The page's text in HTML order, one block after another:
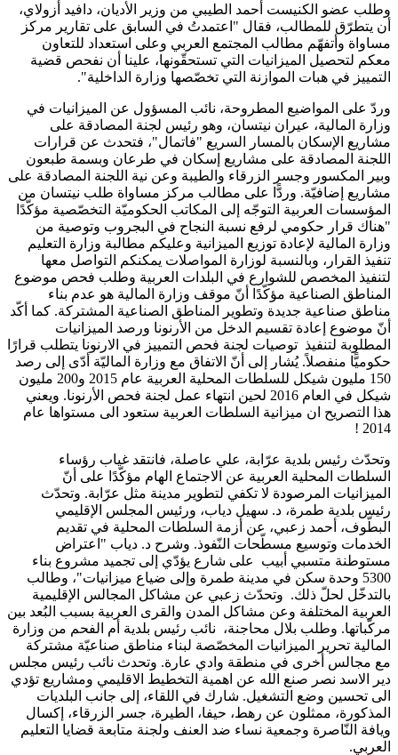
وطلب عضو الكنيست أحمد الطيبي من وزير الأديان، دافيد أزولاي،
أن يتطرّق للمطالب، فقال "اعتمدتُ في السابق على تقارير مركز
مساواة وأتفهّم مطالب المجتمع العربي وعلى استعداد للتعاون
معكم لتحصيل الميزانيات التي تستحقّونها، علينا أن نفحص قضية
التمييز في هبات الموازنة التي تخصّصها وزارة الداخلية".
وردّ على المواضيع المطروحة، نائب المسؤول عن الميزانيات في
وزارة المالية، عيران نيتسان، وهو رئيس لجنة المصادقة على
مشاريع الإسكان بالمسار السريع "فاتمال"، فتحدث عن قرارات
اللجنة المصادقة على مشاريع إسكان في طرعان وبسمة طبعون
وبير المكسور وجسر الزرقاء والطيبة وعن نية اللجنة المصادقة على
مشاريع إضافيّة. وردًّا على مطالب مركز مساواة طلب نيتسان من
المؤسسات العربية التوجّه إلى المكاتب الحكوميّة التخصّصية مؤكّدًا
"هناك قرار حكومي لرفع نسبة النجاح في البجروب وتوصية من
وزارة المالية لإعادة توزيع الميزانية وعليكم مطالبة وزارة التعليم
تنفيذ القرار، وبالنسبة لوزارة المواصلات يمكنكم التواصل معها
لتنفيذ المخصص للشوارع في البلدات العربية وطلب فحص موضوع
المناطق الصناعية مؤكّدًا أنّ موقف وزارة المالية هو عدم بناء
مناطق صناعية جديدة وتطوير المناطق الصناعية المشتركة. كما أكّد
أنّ موضوع إعادة تقسيم الدخل من الأرنونا ورصد الميزانيات
المطلوبة لتنفيذ توصيات لجنة فحص التمييز في الارنونا يتطلب قرارًا
حكوميًّا منفصلاً. يُشار إلى أنّ الاتفاق مع وزارة الماليّة أدّى إلى رصد
150 مليون شيكل للسلطات المحلية العربية عام 2015 و200 مليون
شيكل في العام 2016 لحين انتهاء عمل لجنة فحص الأرنونا. ويعني
هذا التصريح ان ميزانية السلطات العربية ستعود الى مستواها عام
2014 !
وتحدّث رئيس بلدية عرّابة، علي عاصلة، فانتقد غياب رؤساء
السلطات المحلية العربية عن الاجتماع الهام مؤكّدًا على أنّ
الميزانيات المرصودة لا تكفي لتطوير مدينة مثل عرّابة. وتحدّث
رئيس بلدية طمرة، د. سهيل دياب، ورئيس المجلس الإقليمي
البطّوف، أحمد زعبي، عن أزمة السلطات المحلية في تقديم
الخدمات وتوسيع مسطّحات النّفوذ. وشرح د. دياب "اعتراض
مستوطنة متسبي أبيب على شارع يؤدّي إلى تجميد مشروع بناء
5300 وحدة سكن في مدينة طمرة وإلى ضياع ميزانيات"، وطالب
بالتدخّل لحلّ ذلك. وتحدّث زعبي عن مشاكل المجالس الإقليمية
العربية المختلفة وعن مشاكل المدن والقرى العربية بسبب البُعد بين
مركّباتها. وطلب بلال محاجنة، نائب رئيس بلدية أم الفحم من وزارة
المالية تحرير الميزانيات المخصّصة لبناء مناطق صناعيّة مشتركة
مع مجالس أخرى في منطقة وادي عارة. وتحدث نائب رئيس مجلس
دير الاسد نصر صنع الله عن اهمية التخطيط الاقليمي ومشاريع تؤدي
الى تحسين وضع التشغيل. شارك في اللقاء، إلى جانب البلديات
المذكورة، ممثلون عن رهط، حيفا، الطيرة، جسر الزرقاء، إكسال
ويافة النّاصرة وجمعية نساء ضد العنف ولجنة متابعة قضايا التعليم
العربي.